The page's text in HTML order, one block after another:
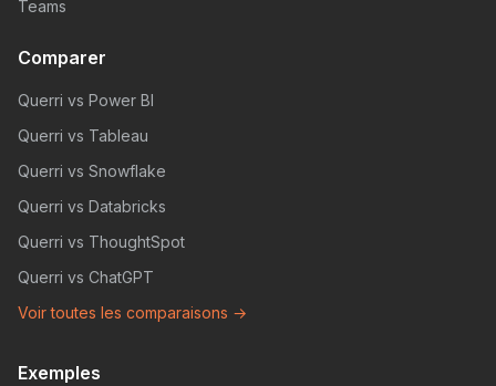
Teams
Comparer
Querri vs Power BI
Querri vs Tableau
Querri vs Snowflake
Querri vs Databricks
Querri vs ThoughtSpot
Querri vs ChatGPT
Voir toutes les comparaisons →
Exemples